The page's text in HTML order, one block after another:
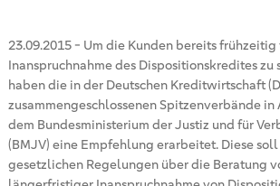
23.09.2015- Um die Kunden bereits frühzeitig
Inanspruchnahme des Dispositionskredites zu
haben die in der Deutschen Kreditwirtschaft
zusammengeschlossenen Spitzenverbände
dem Bundesministerium der Justiz und für
(BMJV) eine Empfehlung erarbeitet. Diese
gesetzlichen Regelungen über die Beratung